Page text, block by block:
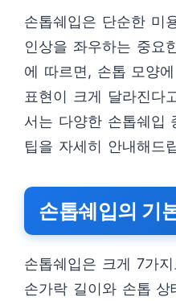
손톱쉐입은 단순한 미
인상을 좌우하는 중요
에 따르면, 손톱 모양
표현이 크게 달라진다
서는 다양한 손톱쉐입
팁을 자세히 안내해드
손톱쉐입의 기
손톱쉐입은 크게 7가
손가락 길이와 손톱